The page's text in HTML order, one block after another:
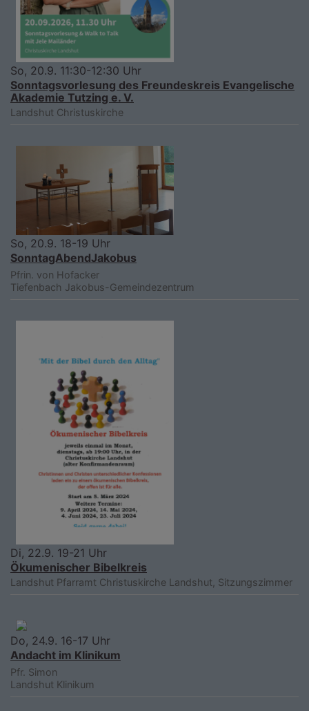
So, 20.9. 11:30-12:30 Uhr
Sonntagsvorlesung des Freundeskreis Evangelische
Akademie Tutzing e. V.
Landshut Christuskirche
So, 20.9. 18-19 Uhr
SonntagAbendJakobus
Pfrin. von Hofacker
Tiefenbach Jakobus-Gemeindezentrum
Di, 22.9. 19-21 Uhr
Ökumenischer Bibelkreis
Landshut Pfarramt Christuskirche Landshut, Sitzungszimmer
Do, 24.9. 16-17 Uhr
Andacht im Klinikum
Pfr. Simon
Landshut Klinikum